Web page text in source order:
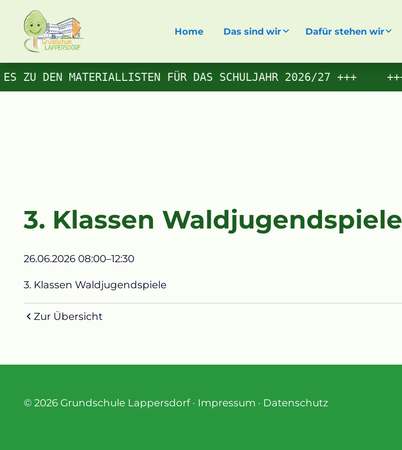
Navigation
Home Das sind wir Dafür stehen wir
ZU DEN MATERIALLISTEN FÜR DAS SCHULJAHR 2026/27
3. Klassen Waldjugendspiele
26.06.2026 08:00–12:30
3. Klassen Waldjugendspiele
Zur Übersicht
© 2026 Grundschule Lappersdorf · Impressum · Datenschutz